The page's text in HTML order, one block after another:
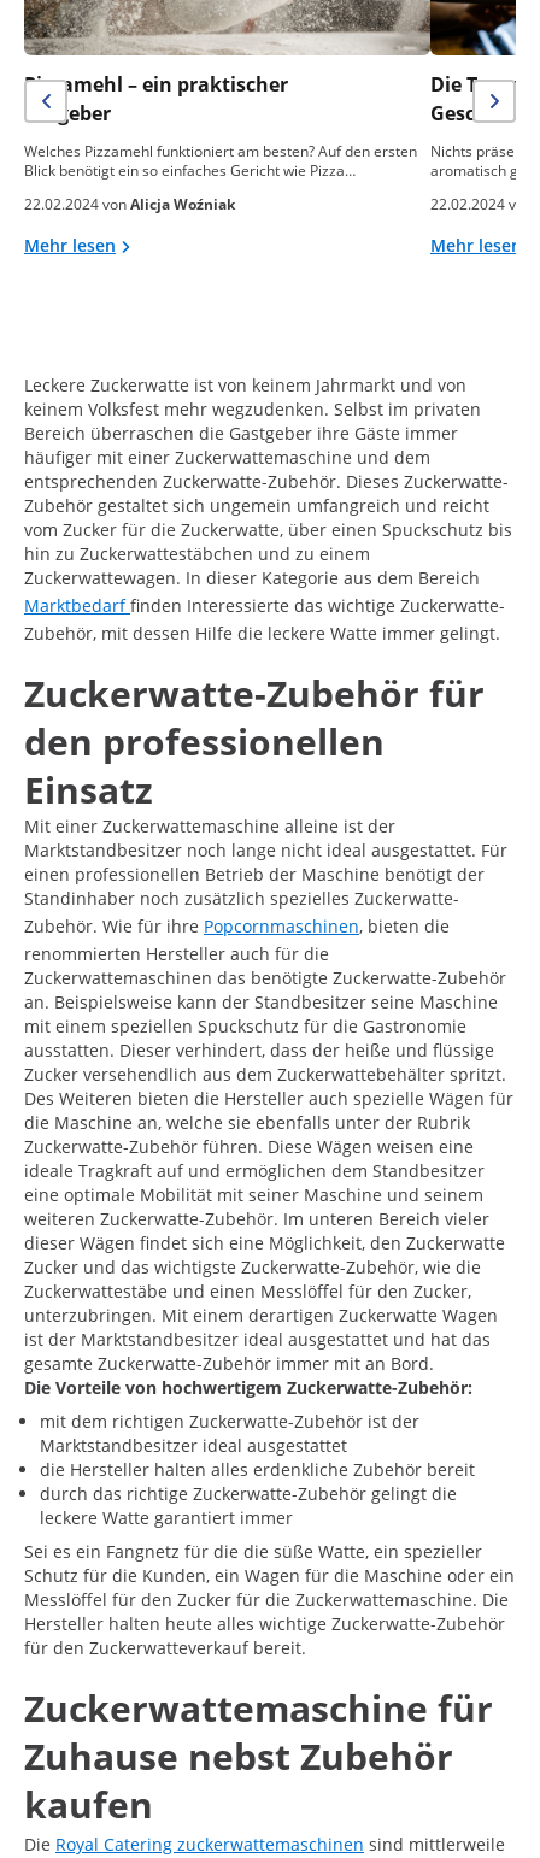
Pizzamehl – ein praktischer
Ratgeber
Welches Pizzamehl funktioniert am besten? Auf den ersten
Blick benötigt ein so einfaches Gericht wie Pizza…
22.02.2024 vonAlicja Woźniak
Mehr lesen
Die
Nichts
aromatisch
22.02.2024 von
Mehr lesen
Leckere Zuckerwatte ist von keinem Jahrmarkt und von
keinem Volksfest mehr wegzudenken. Selbst im privaten
Bereich überraschen die Gastgeber ihre Gäste immer
häufiger mit einer Zuckerwattemaschine und dem
entsprechenden Zuckerwatte-Zubehör. Dieses Zuckerwatte-
Zubehör gestaltet sich ungemein umfangreich und reicht
vom Zucker für die Zuckerwatte, über einen Spuckschutz bis
hin zu Zuckerwattestäbchen und zu einem
Zuckerwattewagen. In dieser Kategorie aus dem Bereich
Marktbedarffinden Interessierte das wichtige Zuckerwatte-
Zubehör, mit dessen Hilfe die leckere Watte immer gelingt.
Zuckerwatte-Zubehör für
den professionellen
Einsatz
Mit einer Zuckerwattemaschine alleine ist der
Marktstandbesitzer noch lange nicht ideal ausgestattet. Für
einen professionellen Betrieb der Maschine benötigt der
Standinhaber noch zusätzlich spezielles Zuckerwatte-
Zubehör. Wie für ihre Popcornmaschinen, bieten die
renommierten Hersteller auch für die
Zuckerwattemaschinen das benötigte Zuckerwatte-Zubehör
an. Beispielsweise kann der Standbesitzer seine Maschine
mit einem speziellen Spuckschutz für die Gastronomie
ausstatten. Dieser verhindert, dass der heiße und flüssige
Zucker versehendlich aus dem Zuckerwattebehälter spritzt.
Des Weiteren bieten die Hersteller auch spezielle Wägen für
die Maschine an, welche sie ebenfalls unter der Rubrik
Zuckerwatte-Zubehör führen. Diese Wägen weisen eine
ideale Tragkraft auf und ermöglichen dem Standbesitzer
eine optimale Mobilität mit seiner Maschine und seinem
weiteren Zuckerwatte-Zubehör. Im unteren Bereich vieler
dieser Wägen findet sich eine Möglichkeit, den Zuckerwatte
Zucker und das wichtigste Zuckerwatte-Zubehör, wie die
Zuckerwattestäbe und einen Messlöffel für den Zucker,
unterzubringen. Mit einem derartigen Zuckerwatte Wagen
ist der Marktstandbesitzer ideal ausgestattet und hat das
gesamte Zuckerwatte-Zubehör immer mit an Bord.
Die Vorteile von hochwertigem Zuckerwatte-Zubehör:
mit dem richtigen Zuckerwatte-Zubehör ist der
Marktstandbesitzer ideal ausgestattet
die Hersteller halten alles erdenkliche Zubehör bereit
durch das richtige Zuckerwatte-Zubehör gelingt die
leckere Watte garantiert immer
Sei es ein Fangnetz für die die süße Watte, ein spezieller
Schutz für die Kunden, ein Wagen für die Maschine oder ein
Messlöffel für den Zucker für die Zuckerwattemaschine. Die
Hersteller halten heute alles wichtige Zuckerwatte-Zubehör
für den Zuckerwatteverkauf bereit.
Zuckerwattemaschine für
Zuhause nebst Zubehör
kaufen
Die Royal Catering zuckerwattemaschinen sind mittlerweile